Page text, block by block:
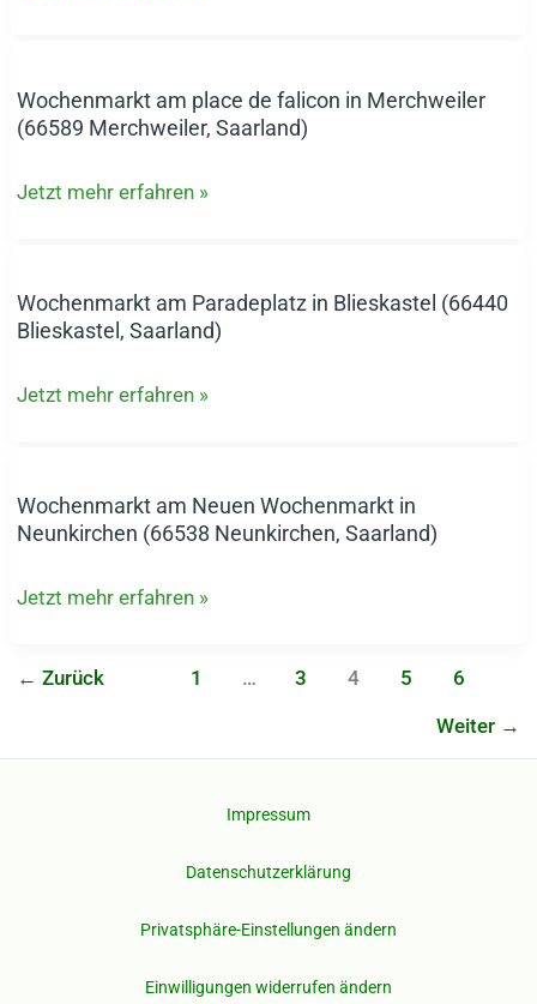
Kirche
in
(66265
Wochenmarkt am place de falicon in Merchweiler
(66589 Merchweiler, Saarland)
Wochenmarkt
am
de
Merchweiler
(66589
Saarland)
Jetzt mehr erfahren »
Wochenmarkt am Paradeplatz in Blieskastel (66440
Blieskastel, Saarland)
Wochenmarkt
am
in
Blieskastel,
Saarland)
Jetzt mehr erfahren »
Wochenmarkt am Neuen Wochenmarkt in
Neunkirchen (66538 Neunkirchen, Saarland)
Wochenmarkt
am
Wochenmarkt
Neunkirchen
Saarland)
Jetzt mehr erfahren »
← Zurück 1 … 3 4 5
6
Weiter →
Impressum
Datenschutzerklärung
Privatsphäre-Einstellungen ändern
Einwilligungen widerrufen ändern